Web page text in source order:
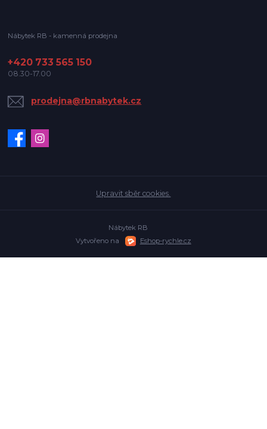
Nábytek RB - kamenná prodejna
+420 733 565 150
08.30-17.00
prodejna@rbnabytek.cz
Upravit sběr cookies.
Nábytek RB
Vytvořeno na
Eshop-rychle.cz